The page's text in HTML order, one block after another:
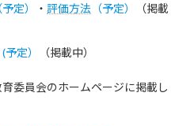
予定） ・ 評価方法 （予定）
（掲載
定） （掲載中）
委員会のホームページに掲載し